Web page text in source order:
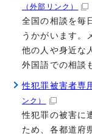
（外部リンク）
全国の相談を毎
うかがいます。
他の人や身近な
外国語での相談
性犯罪被害者専
ンク）
性犯罪の被害に
ため、各都道府